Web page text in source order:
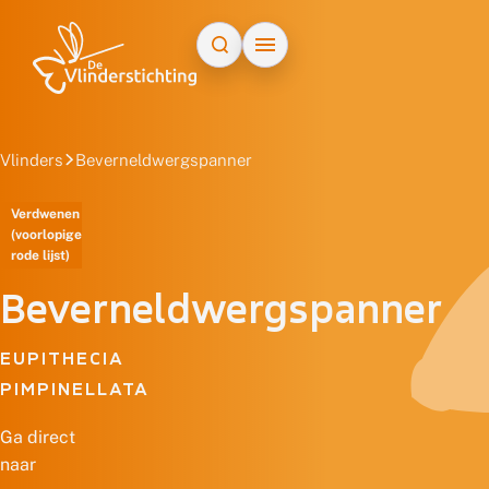
Vlinders Beverneldwergspanner
Verdwenen
(voorlopige
rode lijst)
Beverneldwergspanner
EUPITHECIA
PIMPINELLATA
Ga direct
naar